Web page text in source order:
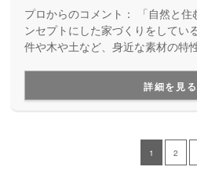
プロからのコメント：
「自然と
ンセプトにした家づくりをしてい
件や木や土など、身近な素材の特
進化した家づくりを行っています。
詳細を見る
1 2